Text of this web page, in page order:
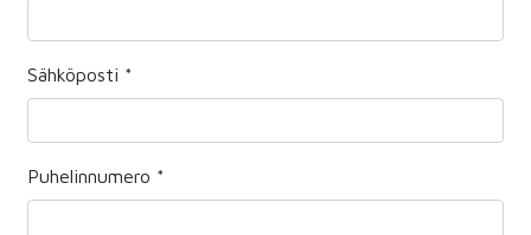
Sähköposti *
Puhelinnumero *